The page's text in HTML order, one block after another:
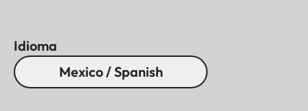
Idioma
Mexico / Spanish